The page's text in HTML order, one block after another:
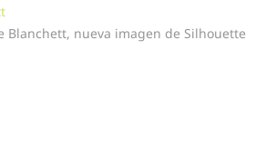
Next
post:
Blanchett, nueva imagen de Silhouette